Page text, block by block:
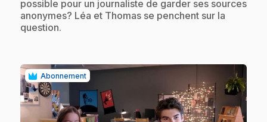
possible pour un journaliste de garder ses sources
anonymes? Léa et Thomas se penchent sur la
question.
Abonnement